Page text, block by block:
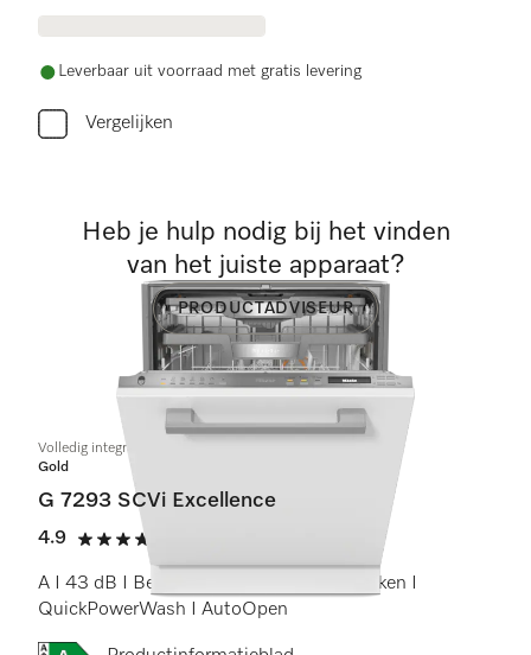
Leverbaar uit voorraad met gratis levering
Vergelijken
Volledig integreerbare vaatwassers
Gold
G 7293 SCVi Excellence
4.9
4.9 sterren op 5
A I 43 dB I Besteklade I MaxiComfort rekken I
QuickPowerWash I AutoOpen
Heb je hulp nodig bij het vinden
van het juiste apparaat?
PRODUCTADVISEUR